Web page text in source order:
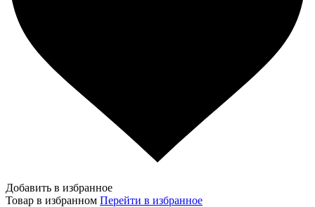
Добавить в избранное
Товар в избранном Перейти в избранное